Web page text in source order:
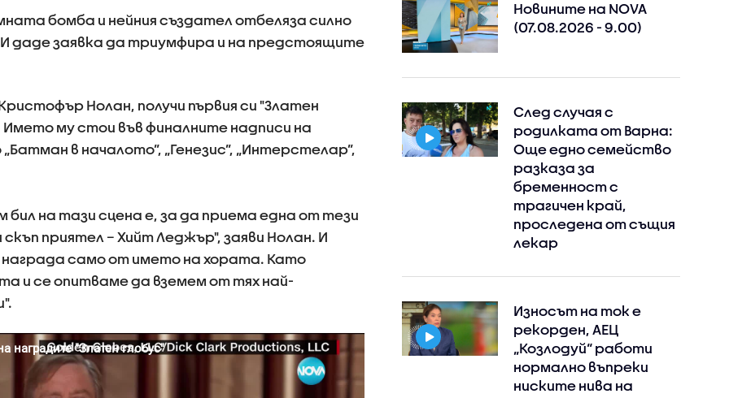
бомба и нейния създател отбеляза силно
И даде заявка да триумфира и на предстоящите
Нолан, получи първия си "Златен
Името му стои във финалните надписи на
в началото”, „Генезис”, „Интерстелар”,
бил на тази сцена е, за да приема една от тези
приятел – Хийт Леджър", заяви Нолан. И
само от името на хората. Като
и се опитваме да вземем от тях най-
Новините на NOVA
(07.08.2026 - 9.00)
След случая с
родилката от Варна:
Още едно семейство
разказа за
бременност с
трагичен край,
проследена от същия
лекар
Износът на ток е
рекорден, АЕЦ
„Козлодуй“ работи
нормално въпреки
ниските нива на